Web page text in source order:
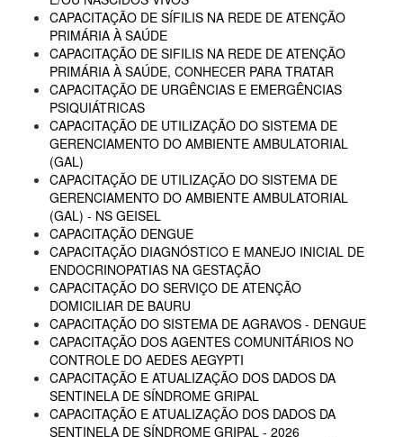
CAPACITAÇÃO DE SÍFILIS NA REDE DE ATENÇÃO
PRIMÁRIA À SAÚDE
CAPACITAÇÃO DE SIFILIS NA REDE DE ATENÇÃO
PRIMÁRIA À SAÚDE, CONHECER PARA TRATAR
CAPACITAÇÃO DE URGÊNCIAS E EMERGÊNCIAS
PSIQUIÁTRICAS
CAPACITAÇÃO DE UTILIZAÇÃO DO SISTEMA DE
GERENCIAMENTO DO AMBIENTE AMBULATORIAL
(GAL)
CAPACITAÇÃO DE UTILIZAÇÃO DO SISTEMA DE
GERENCIAMENTO DO AMBIENTE AMBULATORIAL
(GAL) - NS GEISEL
CAPACITAÇÃO DENGUE
CAPACITAÇÃO DIAGNÓSTICO E MANEJO INICIAL DE
ENDOCRINOPATIAS NA GESTAÇÃO
CAPACITAÇÃO DO SERVIÇO DE ATENÇÃO
DOMICILIAR DE BAURU
CAPACITAÇÃO DO SISTEMA DE AGRAVOS - DENGUE
CAPACITAÇÃO DOS AGENTES COMUNITÁRIOS NO
CONTROLE DO AEDES AEGYPTI
CAPACITAÇÃO E ATUALIZAÇÃO DOS DADOS DA
SENTINELA DE SÍNDROME GRIPAL
CAPACITAÇÃO E ATUALIZAÇÃO DOS DADOS DA
SENTINELA DE SÍNDROME GRIPAL - 2026